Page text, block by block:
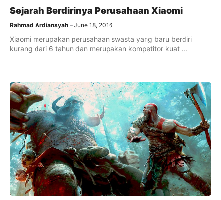
Sejarah Berdirinya Perusahaan Xiaomi
Rahmad Ardiansyah June 18, 2016
Xiaomi merupakan perusahaan swasta yang baru berdiri
kurang dari 6 tahun dan merupakan kompetitor kuat ...